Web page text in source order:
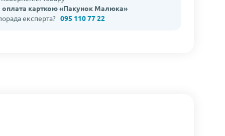
оплата карткою «Пакунок Малюка»
експерта?095 110 77 22